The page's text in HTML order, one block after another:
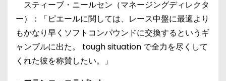
スティーブ・ニールセン（マネージングディレクタ
ー）：「ピエールに関しては、レース中盤に最適より
もかなり早くソフトコンパウンドに交換するというギ
ャンブルに出た。 tough situation で全力を尽くして
くれた彼を称賛したい。」